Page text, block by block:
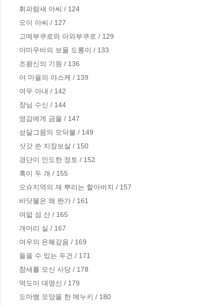
휘파람새 아씨 / 124
오이 아씨 / 127
고메부쿠로와 아와부쿠로 / 129
야마우바의 보물 도롱이 / 133
조왕신의 기원 / 136
야 마을의 야스케 / 139
여우 아내 / 142
장님 수신 / 144
영감에게 금을 / 147
섣달그믐의 모닥불 / 149
삿갓 쓴 지장보살 / 150
경단이 인도한 정토 / 152
혹이 두 개 / 155
오슈지역의 재 뿌리는 할아버지 / 157
바닷물은 왜 짠가 / 161
여덟 섬 산 / 165
개머리 실 / 167
여우의 은혜갚음 / 169
들을 수 있는 두건 / 171
참새를 모신 사당 / 178
먹도미 대명신 / 179
도마뱀 모양을 한 메누키 / 180